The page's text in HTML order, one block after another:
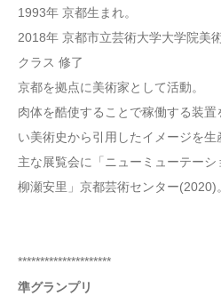
1993年 京都生まれ。
2018年 京都市立芸術大学大学院美
クラス 修了
京都を拠点に美術家として活動。
肉体を酷使することで稼働する装
い美術史から引用したイメージを生
主な展覧会に「ニューミューテーシ
柳瀬安里」京都芸術センター(2020)。
*********************
準グランプリ